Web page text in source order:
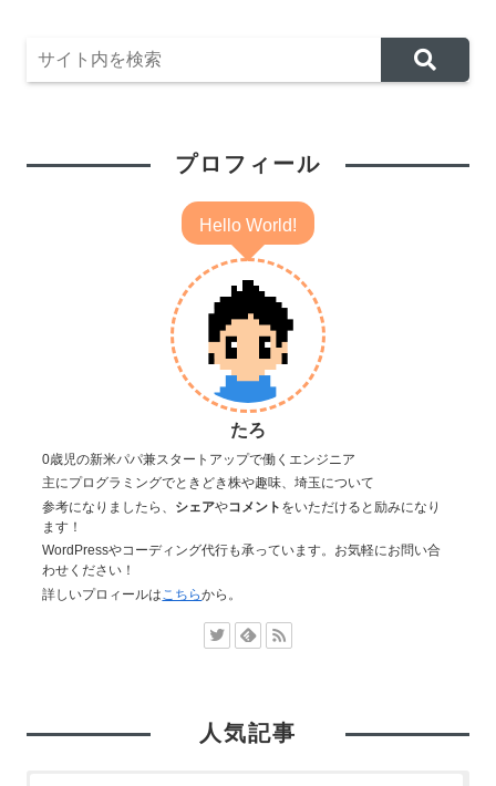
プロフィール
Hello World!
たろ
0歳児の新米パパ兼スタートアップで働くエンジニア
主にプログラミングでときどき株や趣味、埼玉について
参考になりましたら、 シェアやコメント をいただけると励みになり
ます！
WordPressやコーディング代行も承っています。お気軽にお問い合
わせください！
詳しいプロィールは こちらから。
人気記事